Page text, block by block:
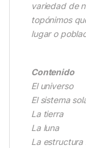
variedad de
topónimos
lugar o
Contenido
El universo
El sistema
La tierra
La luna
La estructura